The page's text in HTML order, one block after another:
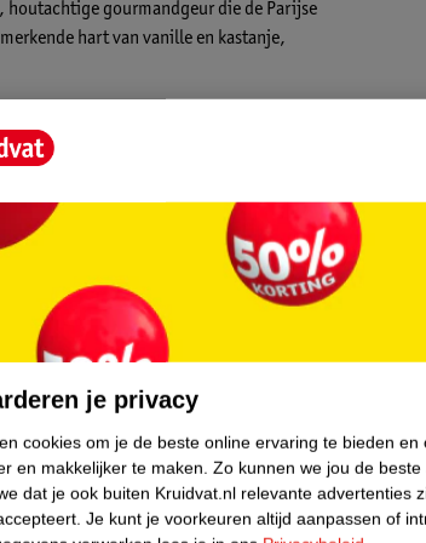
houtachtige gourmandgeur die de Parijse
hart van vanille en kastanje,
ml).
je privacy
cookies om je de beste online ervaring te bieden en
en makkelijker te maken. Zo kunnen we jou de
dat je ook buiten Kruidvat.nl relevante advertenties
Je kunt je voorkeuren altijd aanpassen of